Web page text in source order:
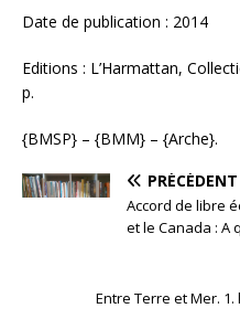
Date de publication : 2014
Editions : L’Harmattan,
p.
{BMSP} – {BMM} – {Arche}.
PRÉCÉDENT
Accord de libre
et le Canada : A
Entre Terre et Mer.